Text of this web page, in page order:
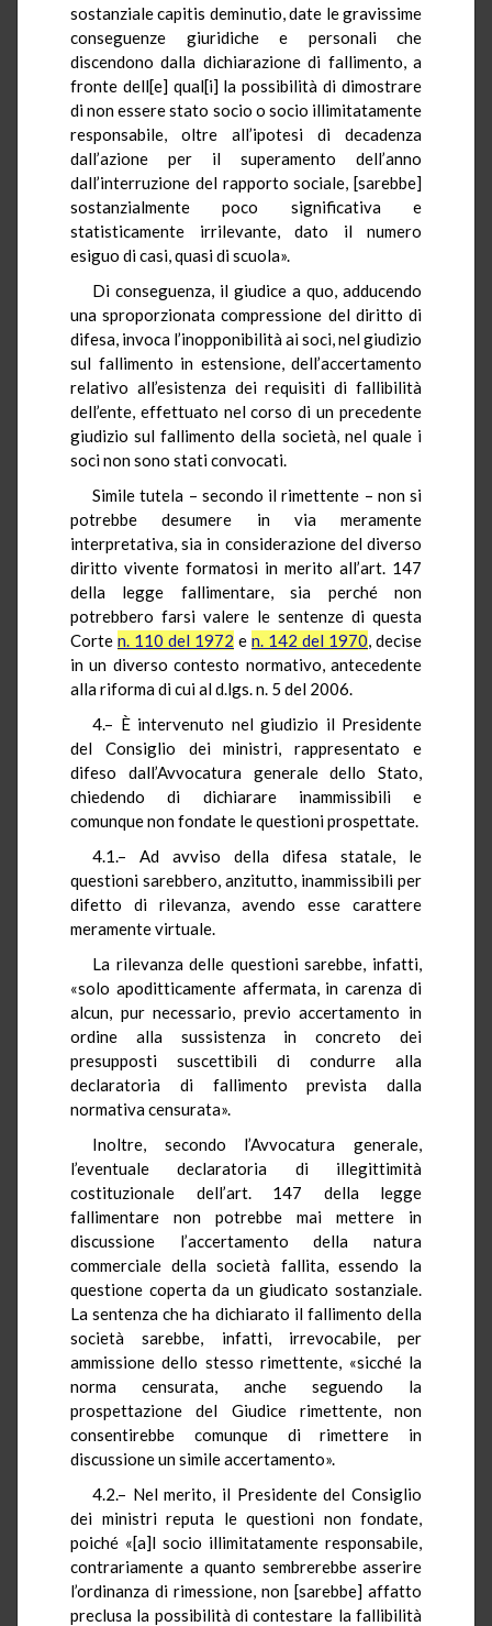
sostanziale capitis deminutio, date le gravissime
conseguenze giuridiche e personali che
discendono dalla dichiarazione di fallimento, a
fronte dell[e] qual[i] la possibilità di dimostrare
di non essere stato socio o socio illimitatamente
responsabile, oltre all’ipotesi di decadenza
dall’azione per il superamento dell’anno
dall’interruzione del rapporto sociale, [sarebbe]
sostanzialmente poco significativa e
statisticamente irrilevante, dato il numero
esiguo di casi, quasi di scuola».
Di conseguenza, il giudice a quo, adducendo
una sproporzionata compressione del diritto di
difesa, invoca l’inopponibilità ai soci, nel giudizio
sul fallimento in estensione, dell’accertamento
relativo all’esistenza dei requisiti di fallibilità
dell’ente, effettuato nel corso di un precedente
giudizio sul fallimento della società, nel quale i
soci non sono stati convocati.
Simile tutela – secondo il rimettente – non si
potrebbe desumere in via meramente
interpretativa, sia in considerazione del diverso
diritto vivente formatosi in merito all’art. 147
della legge fallimentare, sia perché non
potrebbero farsi valere le sentenze di questa
Corte n. 110 del 1972 e n. 142 del 1970, decise
in un diverso contesto normativo, antecedente
alla riforma di cui al d.lgs. n. 5 del 2006.
4.– È intervenuto nel giudizio il Presidente
del Consiglio dei ministri, rappresentato e
difeso dall’Avvocatura generale dello Stato,
chiedendo di dichiarare inammissibili e
comunque non fondate le questioni prospettate.
4.1.– Ad avviso della difesa statale, le
questioni sarebbero, anzitutto, inammissibili per
difetto di rilevanza, avendo esse carattere
meramente virtuale.
La rilevanza delle questioni sarebbe, infatti,
«solo apoditticamente affermata, in carenza di
alcun, pur necessario, previo accertamento in
ordine alla sussistenza in concreto dei
presupposti suscettibili di condurre alla
declaratoria di fallimento prevista dalla
normativa censurata».
Inoltre, secondo l’Avvocatura generale,
l’eventuale declaratoria di illegittimità
costituzionale dell’art. 147 della legge
fallimentare non potrebbe mai mettere in
discussione l’accertamento della natura
commerciale della società fallita, essendo la
questione coperta da un giudicato sostanziale.
La sentenza che ha dichiarato il fallimento della
società sarebbe, infatti, irrevocabile, per
ammissione dello stesso rimettente, «sicché la
norma censurata, anche seguendo la
prospettazione del Giudice rimettente, non
consentirebbe comunque di rimettere in
discussione un simile accertamento».
4.2.– Nel merito, il Presidente del Consiglio
dei ministri reputa le questioni non fondate,
poiché «[a]l socio illimitatamente responsabile,
contrariamente a quanto sembrerebbe asserire
l’ordinanza di rimessione, non [sarebbe] affatto
preclusa la possibilità di contestare la fallibilità